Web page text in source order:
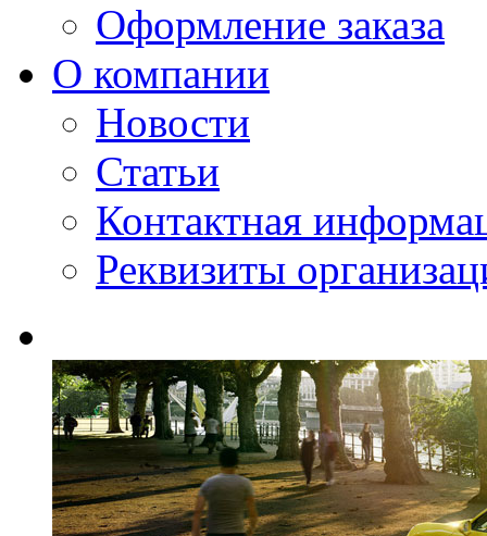
Оформление заказа
О компании
Новости
Статьи
Контактная
Реквизиты